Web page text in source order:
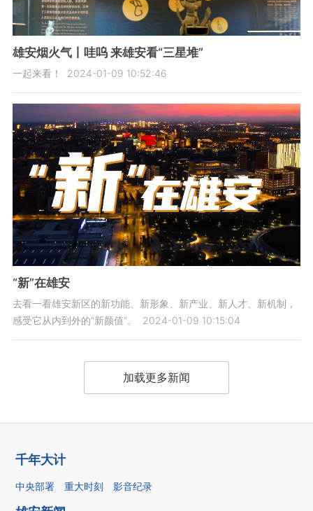
雄安烟火气丨哇呜 来雄安看“三星堆”
一起来看！ 2024-01-09 10:52:46
“新”在雄安
去看一看雄安新区的新功能、新形象、新产业、新人才、新机制，
感受它从内到外的“新颜值”。
2024-01-09 10:15:04
加载更多新闻
千年大计
中央部署 重大时刻 影音纪录